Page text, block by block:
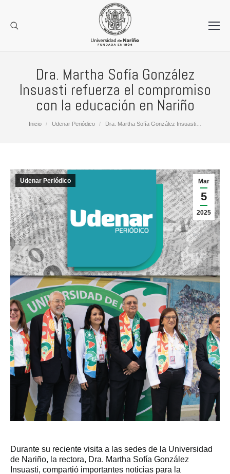
Dra. Martha Sofía González
Insuasti refuerza el compromiso
con la educación en Nariño
Estás aquí:
Inicio Udenar Periódico Dra. Martha Sofía González Insuasti…
Mar
5
2025
Udenar Periódico
Durante su reciente visita a las sedes de la Universidad
de Nariño, la rectora, Dra. Martha Sofía González
Insuasti, compartió importantes noticias para la